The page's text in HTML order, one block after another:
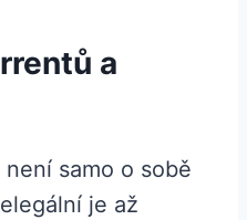
a
samo o sobě
je až